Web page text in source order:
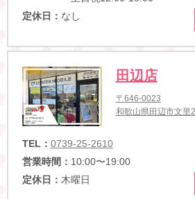
定休日： なし
田辺店
〒646-0023
和歌山県田辺市文里
TEL： 0739-25-2610
営業時間： 10:00〜19:00
定休日： 木曜日